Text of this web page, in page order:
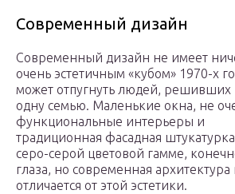
Современный дизайн
Современный дизайн не имеет
очень эстетичным «кубом» 1970-х
может отпугнуть людей, решивших
одну семью. Маленькие окна, не
функциональные интерьеры и
традиционная фасадная
серо-серой цветовой гамме,
глаза, но современная
отличается от этой эстетики.